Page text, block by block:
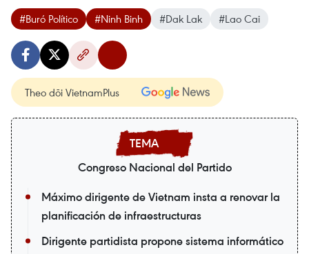
#Buró Político #Ninh Binh #Dak Lak #Lao Cai
Theo dõi VietnamPlus
Congreso Nacional del Partido
Máximo dirigente de Vietnam insta a renovar la
planificación de infraestructuras
Dirigente partidista propone sistema informático